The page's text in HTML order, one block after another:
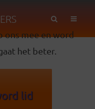
ons mee en word
het beter.
lid